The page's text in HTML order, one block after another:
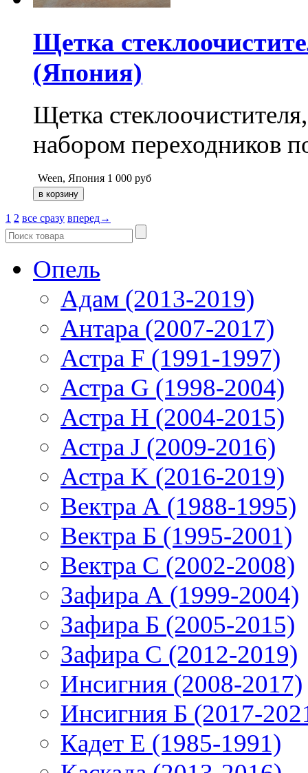
Щетка
(Япония)
Щетка
набором переходников
Ween, Япония 1 000 руб
1 2 все сразу вперед→
Опель
Адам (2013-2019)
Антара (2007-2017)
Астра F (1991-1997)
Астра G (1998-2004)
Астра H (2004-2015)
Астра J (2009-2016)
Астра K (2016-2019)
Вектра А (1988-1995)
Вектра Б (1995-2001)
Вектра С (2002-2008)
Зафира А (1999-2004)
Зафира Б (2005-2015)
Зафира С (2012-2019)
Инсигния (2008-2017)
Инсигния Б (2017-
Кадет Е (1985-1991)